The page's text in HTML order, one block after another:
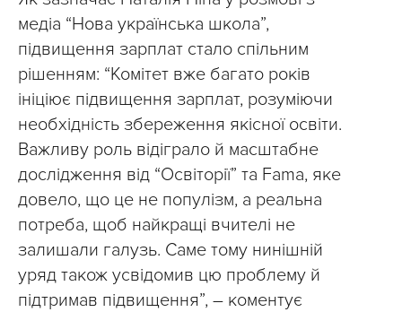
медіа “Нова українська школа”,
підвищення зарплат стало спільним
рішенням: “Комітет вже багато років
ініціює підвищення зарплат, розуміючи
необхідність збереження якісної освіти.
Важливу роль відіграло й масштабне
дослідження від “Освіторії” та Fama, яке
довело, що це не популізм, а реальна
потреба, щоб найкращі вчителі не
залишали галузь. Саме тому нинішній
уряд також усвідомив цю проблему й
підтримав підвищення”, – коментує